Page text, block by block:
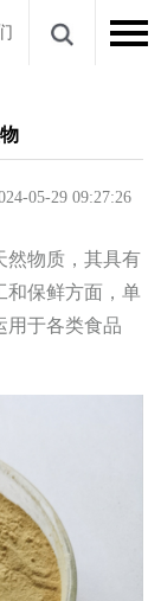
05-29 09:27:26
然物质，其具有
和保鲜方面，单
用于各类食品